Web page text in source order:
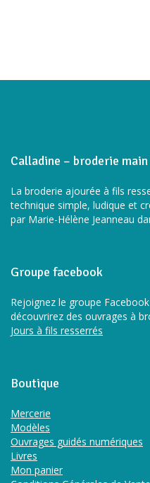
Calladine – broderie main
La broderie ajourée à fils
technique simple, ludique et
par Marie-Hélène Jeanneau
Groupe facebook
Rejoignez le groupe
découvrirez des ouvrages à
Jours à fils resserrés
Boutique
Mercerie
Modèles
Ouvrages guidés numériques
Livres
Mon panier